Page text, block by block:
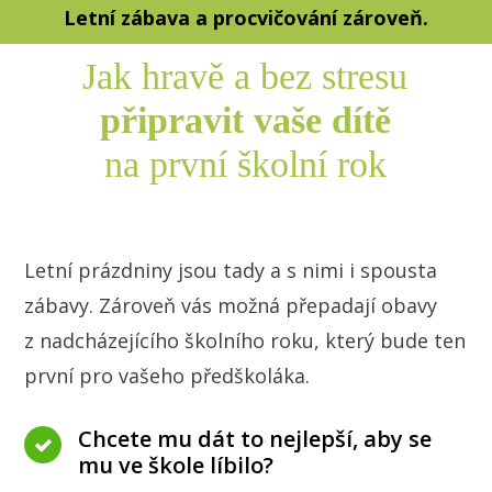
Letní zábava a procvičování zároveň.
Jak hravě a bez stresu
připravit vaše dítě
na první školní rok
Letní prázdniny jsou tady a s nimi i spousta
zábavy. Zároveň vás možná přepadají obavy
z nadcházejícího školního roku, který bude ten
první pro vašeho předškoláka.
Chcete mu dát to nejlepší, aby se
mu ve škole líbilo?